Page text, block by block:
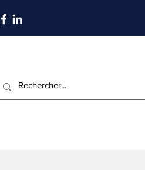
S'abonner aux nouvelles